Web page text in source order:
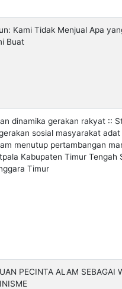
Kami Tidak Menjual Apa
Buat
dinamika gerakan rakyat ::
sosial masyarakat
menutup pertambangan
Kabupaten Timur Tengah
Timur
PECINTA ALAM SEBAGAI